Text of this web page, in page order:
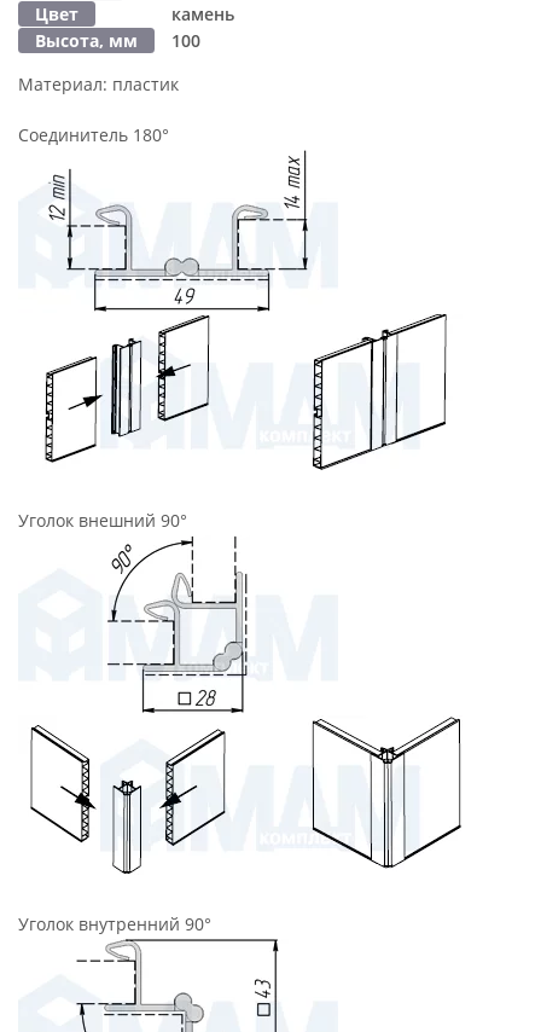
Цвет
камень
Высота, мм
100
Материал: пластик
Соединитель 180°
Уголок внешний 90°
Уголок внутренний 90°